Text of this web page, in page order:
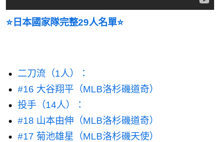
⭐️日本國家隊完整29人名單⭐️
二刀流（1人）：
#16 大谷翔平（MLB洛杉磯道奇）
投手（14人）：
#18 山本由伸（MLB洛杉磯道奇）
#17 菊池雄星（MLB洛杉磯天使）